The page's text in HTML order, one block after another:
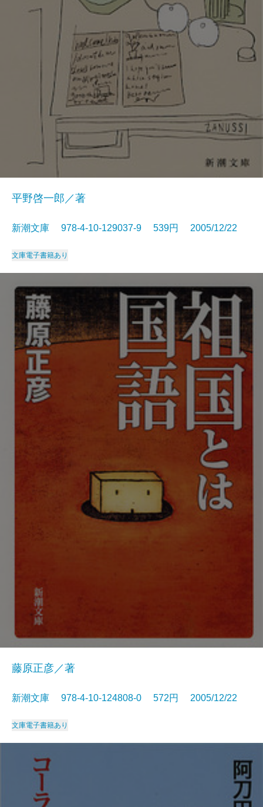
平野啓一郎／著
新潮文庫 978-4-10-129037-9 539円 2005/12/22
文庫電子書籍あり
藤原正彦／著
新潮文庫 978-4-10-124808-0 572円 2005/12/22
文庫電子書籍あり